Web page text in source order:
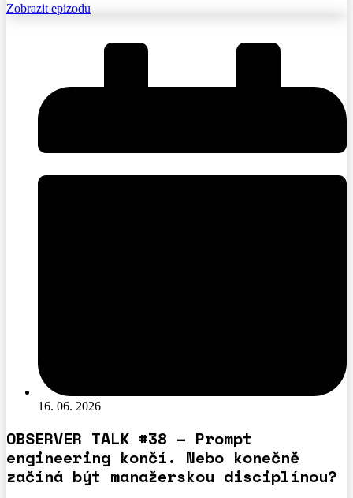
Zobrazit epizodu
16. 06. 2026
OBSERVER TALK #38 – Prompt
engineering končí. Nebo konečně
začíná být manažerskou disciplínou?